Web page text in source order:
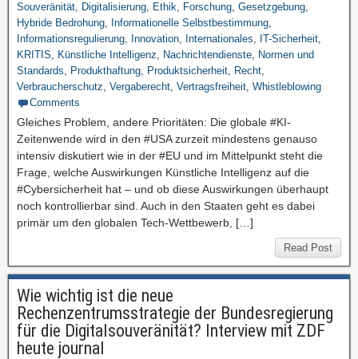
Souveränität, Digitalisierung, Ethik, Forschung, Gesetzgebung,
Hybride Bedrohung, Informationelle Selbstbestimmung,
Informationsregulierung, Innovation, Internationales, IT-Sicherheit,
KRITIS, Künstliche Intelligenz, Nachrichtendienste, Normen und
Standards, Produkthaftung, Produktsicherheit, Recht,
Verbraucherschutz, Vergaberecht, Vertragsfreiheit, Whistleblowing
Comments
Gleiches Problem, andere Prioritäten: Die globale #KI-
Zeitenwende wird in den #USA zurzeit mindestens genauso
intensiv diskutiert wie in der #EU und im Mittelpunkt steht die
Frage, welche Auswirkungen Künstliche Intelligenz auf die
#Cybersicherheit hat – und ob diese Auswirkungen überhaupt
noch kontrollierbar sind. Auch in den Staaten geht es dabei
primär um den globalen Tech-Wettbewerb, […]
Read Post
Wie wichtig ist die neue
Rechenzentrumsstrategie der Bundesregierung
für die Digitalsouveränität? Interview mit ZDF
heute journal